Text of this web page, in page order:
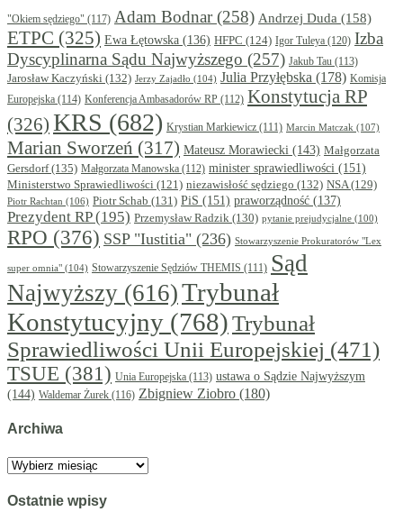
"Okiem sędziego" (117) Adam Bodnar(258) Andrzej Duda (158)
ETPC (325) Ewa Łętowska (136) HFPC (124) Igor Tuleya (120) Izba
Dyscyplinarna Sądu Najwyższego (257) Jakub Tau (113)
Jarosław Kaczyński (132) Jerzy Zajadło (104) Julia Przyłębska (178) Komisja
Europejska (114) Konferencja Ambasadorów RP (112) Konstytucja RP
(326) KRS (682) Krystian Markiewicz (111) Marcin Matczak (107)
Marian Sworzeń (317) Mateusz Morawiecki (143) Małgorzata
Gersdorf(135) Małgorzata Manowska (112) minister sprawiedliwości (151)
Ministerstwo Sprawiedliwości (121) niezawisłość sędziego (132) NSA(129)
Piotr Rachtan (106) Piotr Schab (131) PiS (151) praworządność (137)
Prezydent RP(195) Przemysław Radzik (130) pytanie prejudycjalne (100)
RPO (376) SSP "Iustitia" (236) Stowarzyszenie Prokuratorów "Lex
super omnia" (104) Stowarzyszenie Sędziów THEMIS (111) Sąd
Najwyższy (616)Trybunał
Konstytucyjny (768)Trybunał
Sprawiedliwości Unii Europejskiej (471)
TSUE (381) Unia Europejska (113) ustawa o Sądzie Najwyższym
(144) Waldemar Żurek (116) Zbigniew Ziobro (180)
Archiwa
Archiwa
Ostatnie wpisy